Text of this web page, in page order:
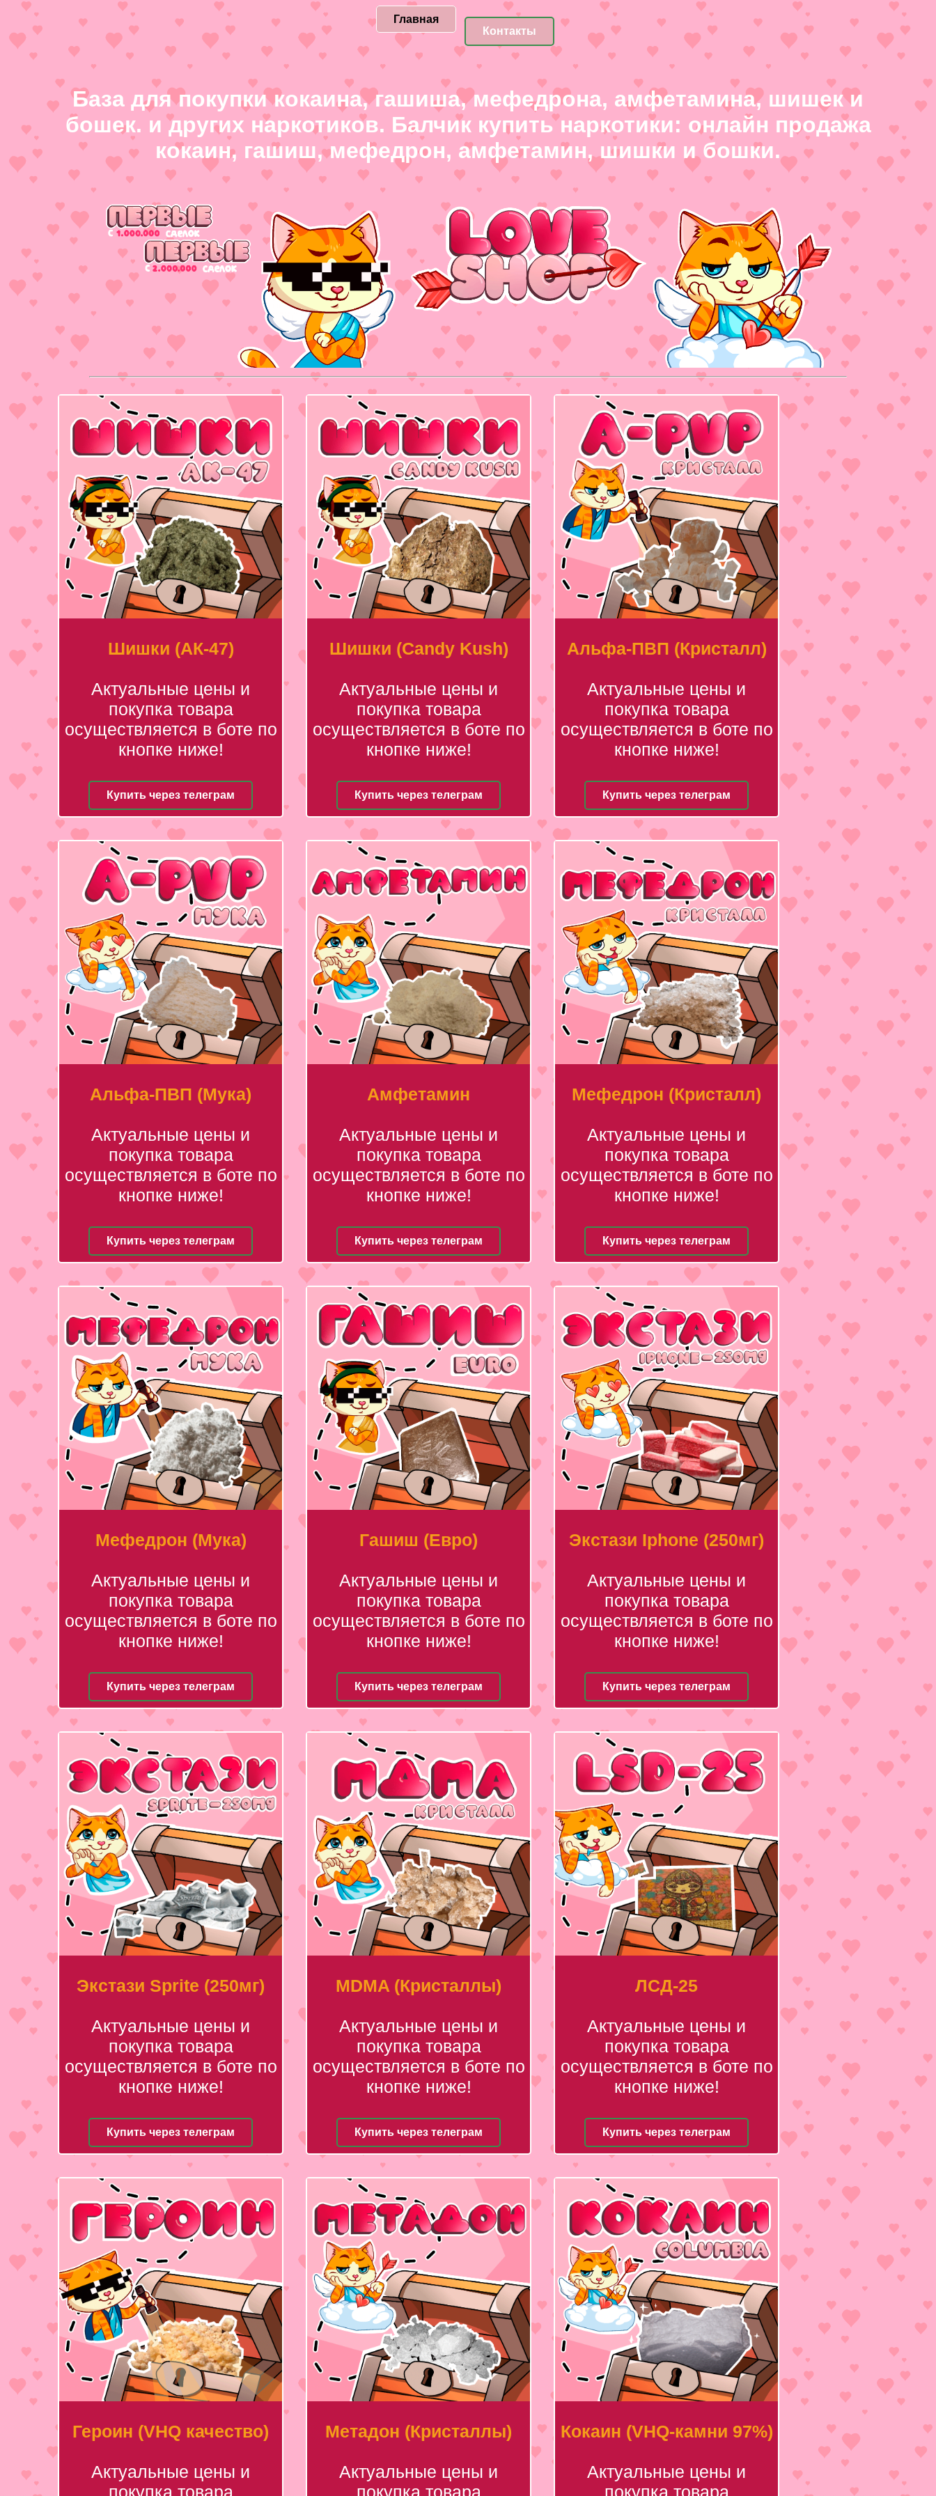
Главная
Контакты
База для покупки кокаина, гашиша, мефедрона, амфетамина, шишек и
бошек. и других наркотиков. Балчик купить наркотики: онлайн продажа
кокаин, гашиш, мефедрон, амфетамин, шишки и бошки.
Шишки (АК-47)
Актуальные цены и
покупка товара
осуществляется в боте по
кнопке ниже!
Купить через телеграм
Шишки (Candy Kush)
Актуальные цены и
покупка товара
осуществляется в боте по
кнопке ниже!
Купить через телеграм
Альфа-ПВП (Кристалл)
Актуальные цены и
покупка товара
осуществляется в боте по
кнопке ниже!
Купить через телеграм
Альфа-ПВП (Мука)
Актуальные цены и
покупка товара
осуществляется в боте по
кнопке ниже!
Купить через телеграм
Амфетамин
Актуальные цены и
покупка товара
осуществляется в боте по
кнопке ниже!
Купить через телеграм
Мефедрон (Кристалл)
Актуальные цены и
покупка товара
осуществляется в боте по
кнопке ниже!
Купить через телеграм
Мефедрон (Мука)
Актуальные цены и
покупка товара
осуществляется в боте по
кнопке ниже!
Купить через телеграм
Гашиш (Евро)
Актуальные цены и
покупка товара
осуществляется в боте по
кнопке ниже!
Купить через телеграм
Экстази Iphone (250мг)
Актуальные цены и
покупка товара
осуществляется в боте по
кнопке ниже!
Купить через телеграм
Экстази Sprite (250мг)
Актуальные цены и
покупка товара
осуществляется в боте по
кнопке ниже!
Купить через телеграм
MDMA (Кристаллы)
Актуальные цены и
покупка товара
осуществляется в боте по
кнопке ниже!
Купить через телеграм
ЛСД-25
Актуальные цены и
покупка товара
осуществляется в боте по
кнопке ниже!
Купить через телеграм
Героин (VHQ качество)
Актуальные цены и
Метадон (Кристаллы)
Актуальные цены и
Кокаин (VHQ-камни 97%)
Актуальные цены и